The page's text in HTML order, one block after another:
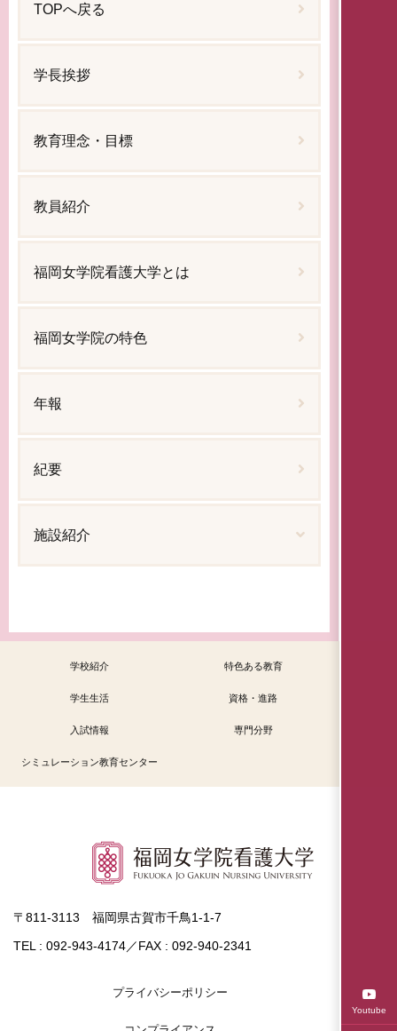
Youtube
TOPへ戻る
学長挨拶
教育理念・目標
教員紹介
福岡女学院看護大学とは
福岡女学院の特色
年報
紀要
施設紹介
学校紹介 特色ある教育
学生生活 資格・進路
入試情報 専門分野
シミュレーション教育センター
〒811-3113 福岡県古賀市千鳥1-1-7
TEL : 092-943-4174／FAX : 092-940-2341
プライバシーポリシー